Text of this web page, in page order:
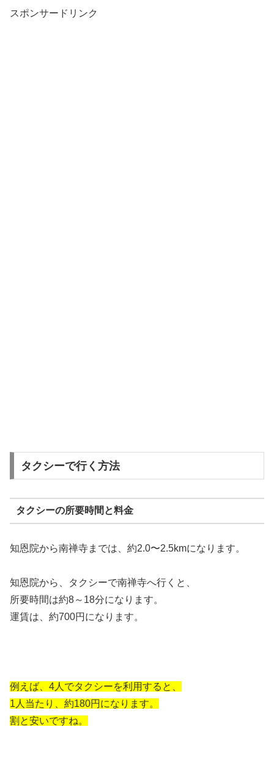
スポンサードリンク
タクシーで行く方法
タクシーの所要時間と料金
知恩院から南禅寺までは、約2.0〜2.5kmになります。
知恩院から、タクシーで南禅寺へ行くと、
所要時間は約8～18分になります。
運賃は、約700円になります。
例えば、4人でタクシーを利用すると、
1人当たり、約180円になります。
割と安いですね。